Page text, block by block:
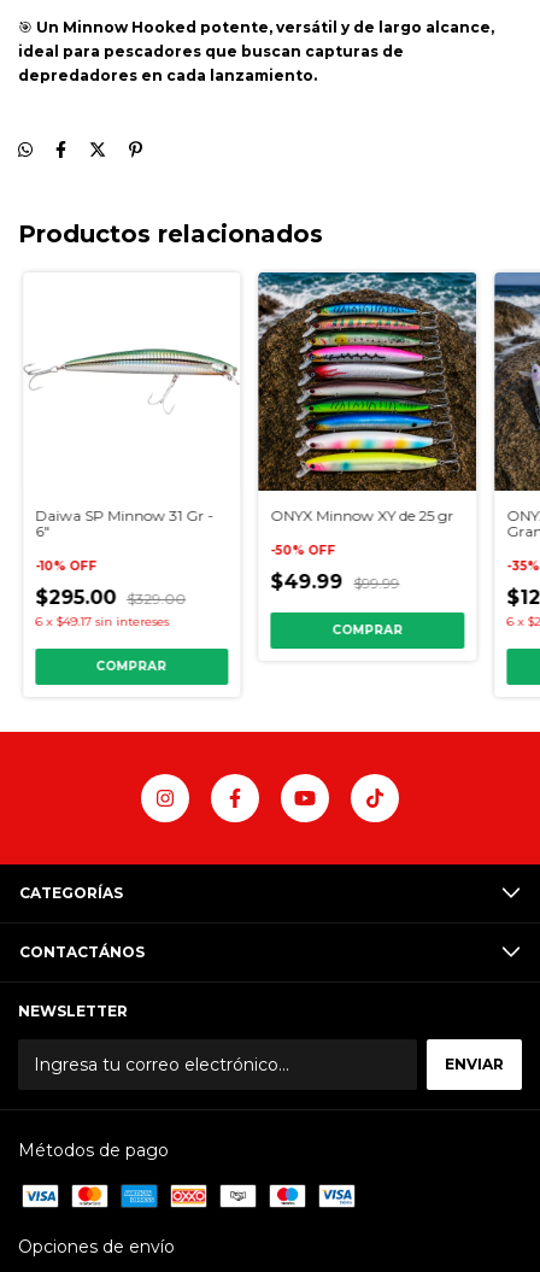
🎯 Un Minnow Hooked potente, versátil y de largo alcance,
ideal para pescadores que buscan capturas de
depredadores en cada lanzamiento.
Productos relacionados
Daiwa SP Minnow 31 Gr -
6"
-10% OFF
$295.00 $329.00
6 x $49.17 sin intereses
COMPRAR
ONYX Minnow XY de 25 gr
-50% OFF
$49.99 $99.99
COMPRAR
-35
6 x
CATEGORÍAS
CONTACTÁNOS
NEWSLETTER
Métodos de pago
Opciones de envío